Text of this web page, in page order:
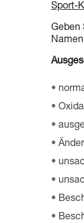
Sport-
Geben